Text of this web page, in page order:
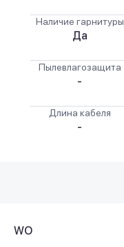
Наличие гарнитуры
Да
Пылевлагозащита
-
Длина кабеля
-
WO